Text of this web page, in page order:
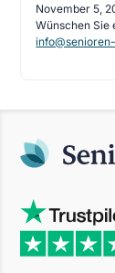
November 5,
Wünschen Sie